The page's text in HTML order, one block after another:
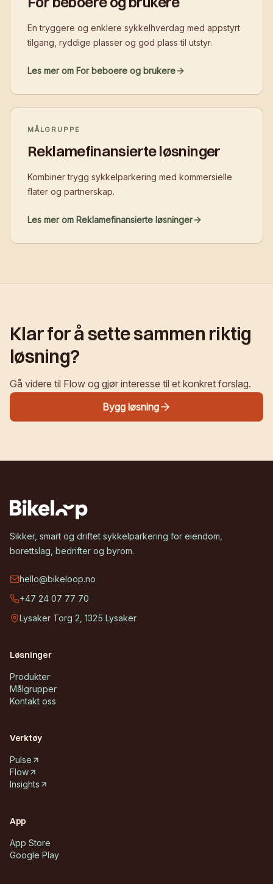
En tryggere og enklere sykkelhverdag med appstyrt
tilgang, ryddige plasser og god plass til utstyr.
Les mer om For beboere og brukere
MÅLGRUPPE
Reklamefinansierte løsninger
Kombiner trygg sykkelparkering med kommersielle
flater og partnerskap.
Les mer om Reklamefinansierte løsninger
Klar for å sette sammen riktig
løsning?
Gå videre til Flow og gjør interesse til et konkret forslag.
Bygg løsning
Sikker, smart og driftet sykkelparkering for eiendom,
borettslag, bedrifter og byrom.
hello@bikeloop.no
+47 24 07 77 70
Lysaker Torg 2, 1325 Lysaker
Løsninger
Produkter
Målgrupper
Kontakt oss
Verktøy
Pulse
Flow
Insights
App
App Store
Google Play